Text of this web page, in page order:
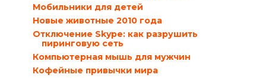
Мобильники для детей
Новые животные 2010 года
Отключение Skype: как разрушить
пиринговую сеть
Компьютерная мышь для мужчин
Кофейные привычки мира